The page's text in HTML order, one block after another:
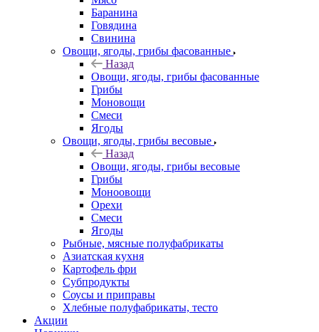
Баранина
Говядина
Свинина
Овощи, ягоды, грибы фасованные
Назад
Овощи, ягоды, грибы фасованные
Грибы
Моновощи
Смеси
Ягоды
Овощи, ягоды, грибы весовые
Назад
Овощи, ягоды, грибы весовые
Грибы
Моноовощи
Орехи
Смеси
Ягоды
Рыбные, мясные полуфабрикаты
Азиатская кухня
Картофель фри
Субпродукты
Соусы и приправы
Хлебные полуфабрикаты, тесто
Акции